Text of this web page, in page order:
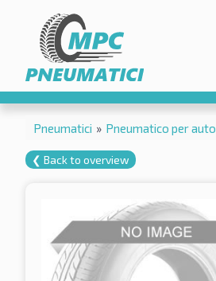
Pneumatici » Pneumatico per auto
❮ Back to overview